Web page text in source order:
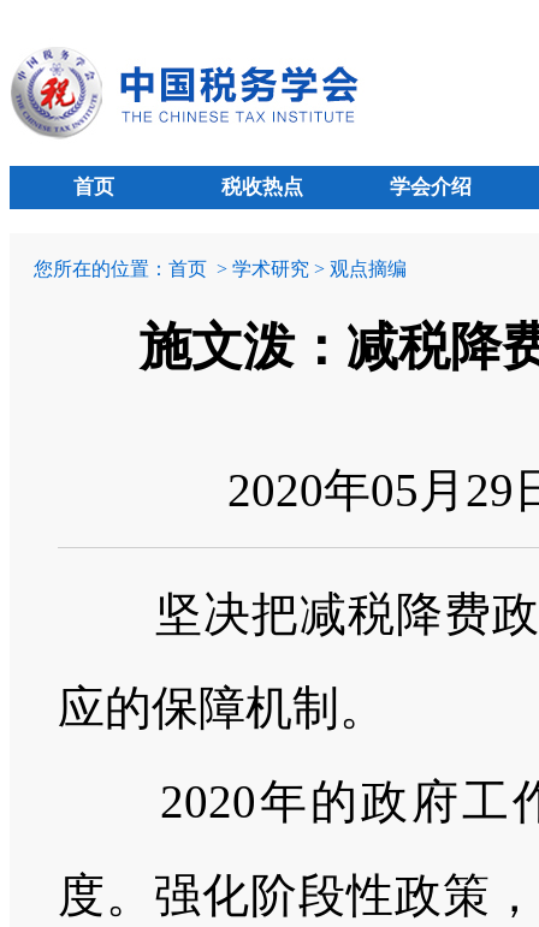
首页 税收热点 学会介绍
您所在的位置： 首页 > 学术研究 > 观点摘编
施文泼：减税降
2020年05月29
坚决把减税降费政
应的保障机制。
2020年的政府工
度。强化阶段性政策